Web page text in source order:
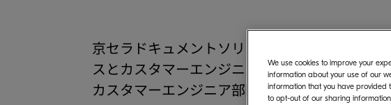
京セラドキュメントソリューションズジャパ
スとカスタマーエンジニアのスキルを競うコ
カスタマーエンジニア部門が2008年から16回
We use cookies to improve your
information about your use of our
information that you have provided
to opt-out of our sharing